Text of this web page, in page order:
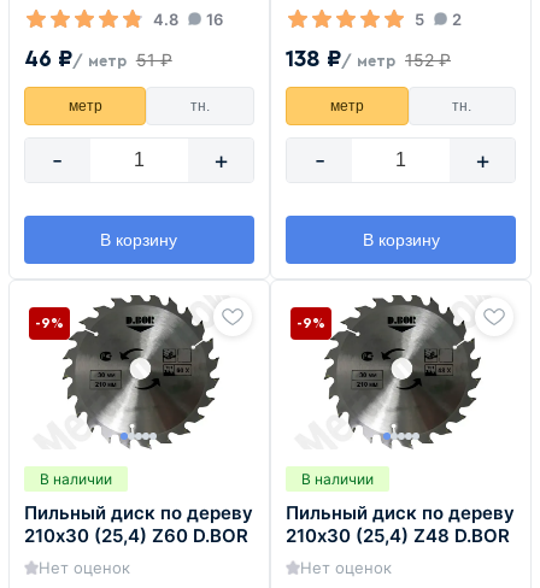
4.8 16
46 ₽/ метр 51 ₽
метр тн.
- +
В корзину
5 2
138 ₽/ метр 152 ₽
метр тн.
- +
В корзину
В наличии
Пильный диск по дереву
210х30 (25,4) Z60 D.BOR
Нет оценок
-9%
В наличии
Пильный диск по дереву
210х30 (25,4) Z48 D.BOR
Нет оценок
-9%